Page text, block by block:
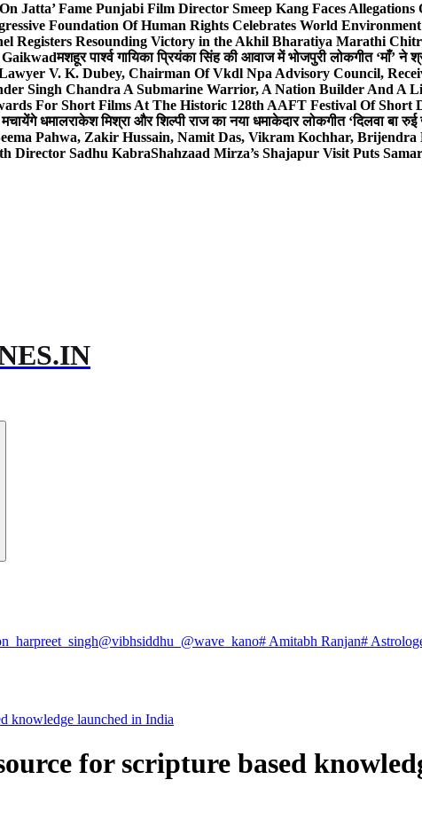
Jatta’ Fame Punjabi Film Director Smeep Kang Faces
Foundation Of Human Rights Celebrates World
Registers Resounding Victory in the Akhil Bharatiya Marathi
मशहूर पार्श्व गायिका प्रियंका सिंह की आवाज में भोजपुरी लोकगीत ‘माँ’ ने
V. K. Dubey, Chairman Of Vkdl Npa Advisory Council,
Singh Chandra A Submarine Warrior, A Nation Builder And A
For Short Films At The Historic 128th AAFT Festival Of Short
धमालराकेश मिश्रा और शिल्पी राज का नया धमाकेदार लोकगीत ‘दिलवा बा
Pahwa, Zakir Hussain, Namit Das, Vikram Kochhar,
Director Sadhu KabraShahzaad Mirza’s Shajapur Visit Puts
@vibhsiddhu_ @wave_kano# Amitabh Ranjan#
knowledge launched in India
for scripture based